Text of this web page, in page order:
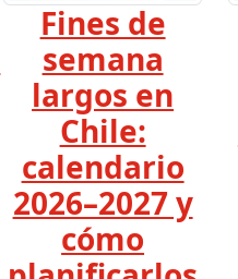
Fines de
semana
largos en
Chile:
calendario
2026–2027 y
cómo